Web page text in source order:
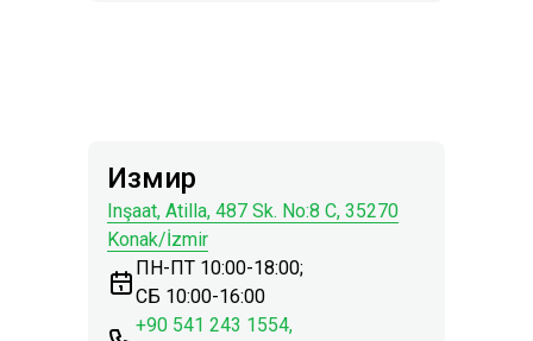
Измир
Inşaat, Atilla, 487 Sk. No:8 C, 35270
Konak/İzmir
ПН-ПТ 10:00-18:00;
СБ 10:00-16:00
+90 541 243 1554,